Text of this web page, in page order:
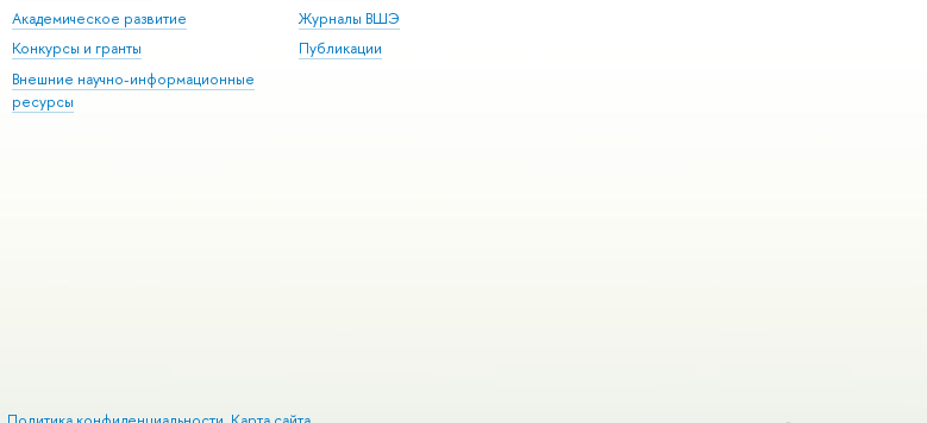
Академическое развитие
Конкурсы и гранты
Внешние научно-информационные
ресурсы
Журналы ВШЭ
Публикации